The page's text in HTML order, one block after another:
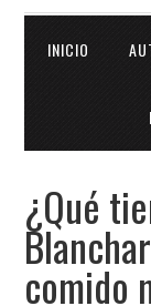
INICIO
¿Qué
comido